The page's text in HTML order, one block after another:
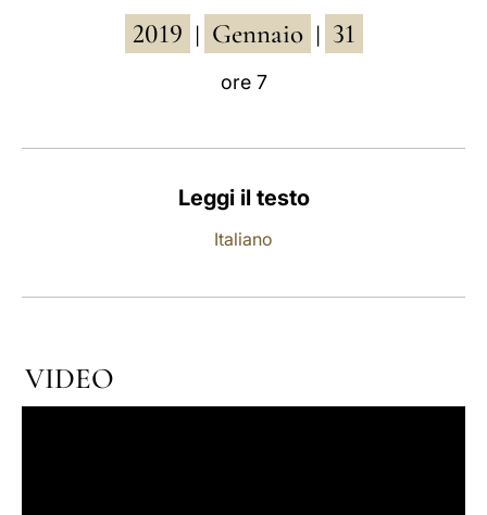
العربيّة
中文
2019 Gennaio 31
ore 7
Leggi il testo
Italiano
VIDEO